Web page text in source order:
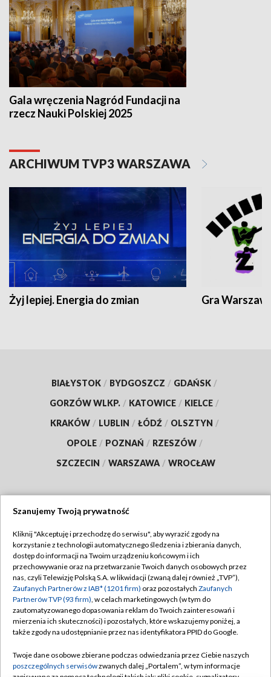
Gala wręczenia Nagród Fundacji na
rzecz Nauki Polskiej 2025
ARCHIWUM TVP3 WARSZAWA
Żyj lepiej. Energia do zmian Gra
BIAŁYSTOK / BYDGOSZCZ / GDAŃSK /
GORZÓW WLKP. / KATOWICE / KIELCE /
KRAKÓW / LUBLIN / ŁÓDŹ / OLSZTYN /
OPOLE / POZNAŃ / RZESZÓW /
SZCZECIN / WARSZAWA / WROCŁAW
TVP
Abonament TVP
Emisja w TVP
Centrum informacji TVP
Naziemna Telewizja Cyfrowa
Rada Programowa
Regulamin TVP
Polityka prywatności
Moje zgody
Pomoc
Kontakt
Szanujemy Twoją prywatność
Kliknij "Akceptuję i przechodzę do serwisu", aby wyrazić zgody na
korzystanie z technologii automatycznego śledzenia i zbierania danych,
dostęp do informacji na Twoim urządzeniu końcowym i ich
przechowywanie oraz na przetwarzanie Twoich danych osobowych przez
nas, czyli Telewizję Polską S.A. w likwidacji (zwaną dalej również „TVP”),
Zaufanych Partnerów z IAB* (1201 firm) oraz pozostałych Zaufanych
Partnerów TVP (93 firm), w celach marketingowych (w tym do
zautomatyzowanego dopasowania reklam do Twoich zainteresowań i
mierzenia ich skuteczności) i pozostałych, które wskazujemy poniżej, a
także zgody na udostępnianie przez nas identyfikatora PPID do Google.
Twoje dane osobowe zbierane podczas odwiedzania przez Ciebie naszych
poszczególnych serwisówzwanych dalej „Portalem”, w tym informacje